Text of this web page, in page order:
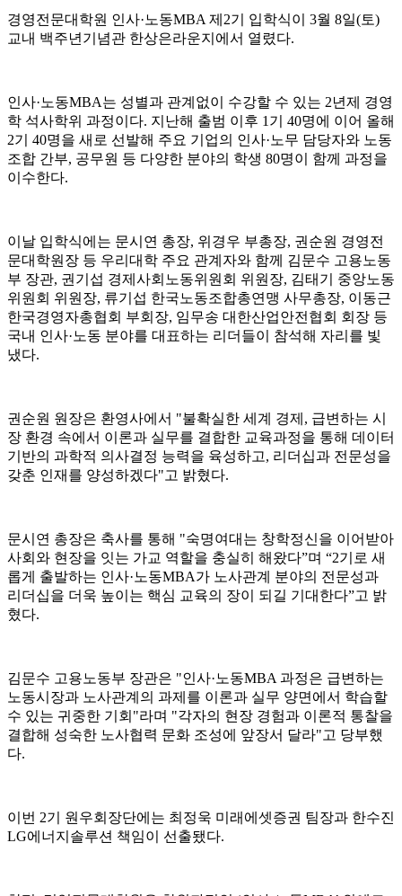
경영전문대학원 인사·노동MBA 제2기 입학식이 3월 8일(토)
교내 백주년기념관 한상은라운지에서 열렸다.
인사·노동MBA는 성별과 관계없이 수강할 수 있는 2년제 경영
학 석사학위 과정이다. 지난해 출범 이후 1기 40명에 이어 올해
2기 40명을 새로 선발해 주요 기업의 인사·노무 담당자와 노동
조합 간부, 공무원 등 다양한 분야의 학생 80명이 함께 과정을
이수한다.
이날 입학식에는 문시연 총장, 위경우 부총장, 권순원 경영전
문대학원장 등 우리대학 주요 관계자와 함께 김문수 고용노동
부 장관, 권기섭 경제사회노동위원회 위원장, 김태기 중앙노동
위원회 위원장, 류기섭 한국노동조합총연맹 사무총장, 이동근
한국경영자총협회 부회장, 임무송 대한산업안전협회 회장 등
국내 인사·노동 분야를 대표하는 리더들이 참석해 자리를 빛
냈다.
권순원 원장은 환영사에서 "불확실한 세계 경제, 급변하는 시
장 환경 속에서 이론과 실무를 결합한 교육과정을 통해 데이터
기반의 과학적 의사결정 능력을 육성하고, 리더십과 전문성을
갖춘 인재를 양성하겠다"고 밝혔다.
문시연 총장은 축사를 통해 "숙명여대는 창학정신을 이어받아
사회와 현장을 잇는 가교 역할을 충실히 해왔다”며 “2기로 새
롭게 출발하는 인사·노동MBA가 노사관계 분야의 전문성과
리더십을 더욱 높이는 핵심 교육의 장이 되길 기대한다”고 밝
혔다.
김문수 고용노동부 장관은 "인사·노동MBA 과정은 급변하는
노동시장과 노사관계의 과제를 이론과 실무 양면에서 학습할
수 있는 귀중한 기회"라며 "각자의 현장 경험과 이론적 통찰을
결합해 성숙한 노사협력 문화 조성에 앞장서 달라"고 당부했
다.
이번 2기 원우회장단에는 최정욱 미래에셋증권 팀장과 한수진
LG에너지솔루션 책임이 선출됐다.